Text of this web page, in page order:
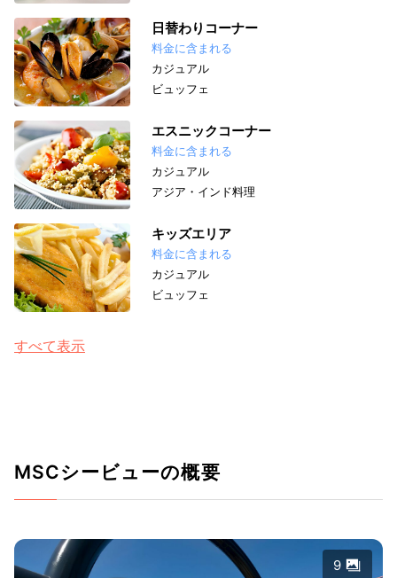
日替わりコーナー
料金に含まれる
カジュアル
ビュッフェ
エスニックコーナー
料金に含まれる
カジュアル
アジア・インド料理
キッズエリア
料金に含まれる
カジュアル
ビュッフェ
すべて表示
MSCシービューの概要
9